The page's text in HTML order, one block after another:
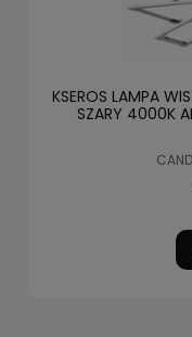
KSEROS LAMPA
SZARY 4000K